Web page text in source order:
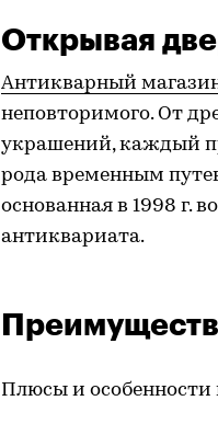
Открывая
Антикварный
неповторимого. От
украшений, каждый
рода временным
основанная в 1998 г.
антиквариата.
Плюсы и